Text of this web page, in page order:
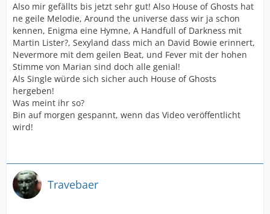
Also mir gefällts bis jetzt sehr gut! Also House of Ghosts hat
ne geile Melodie, Around the universe dass wir ja schon
kennen, Enigma eine Hymne, A Handfull of Darkness mit
Martin Lister?, Sexyland dass mich an David Bowie erinnert,
Nevermore mit dem geilen Beat, und Fever mit der hohen
Stimme von Marian sind doch alle genial!
Als Single würde sich sicher auch House of Ghosts
hergeben!
Was meint ihr so?
Bin auf morgen gespannt, wenn das Video veröffentlicht
wird!
Travebaer